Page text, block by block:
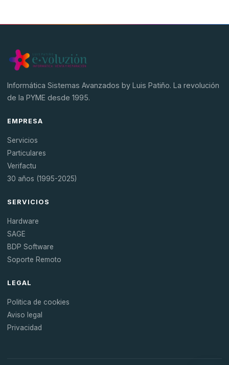
Informática Sistemas Avanzados by Luis Patiño. La revolución
de la PYME desde 1995.
EMPRESA
Servicios
Particulares
Verifactu
30 años (1995-2025)
SERVICIOS
Hardware
SAGE
BDP Software
Soporte Remoto
LEGAL
Politica de cookies
Aviso legal
Privacidad